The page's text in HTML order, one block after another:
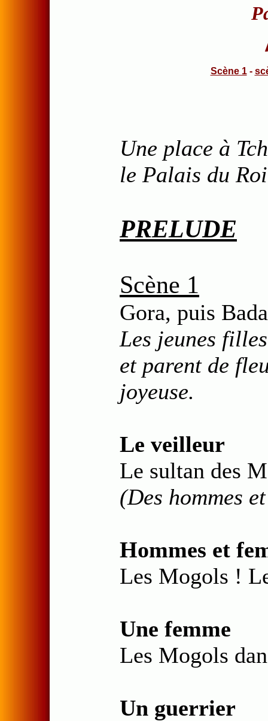
Scène 1-
Une place à
le Palais du
PRELUDE
Scène 1
Gora, puis
Les jeunes
et parent de
joyeuse.
Le veilleur
Le sultan des
(Des hommes
Hommes et
Les Mogols !
Une femme
Les Mogols
Un guerrier